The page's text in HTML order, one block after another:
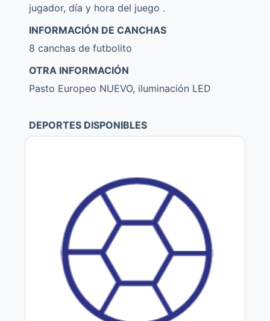
jugador, día y hora del juego .
INFORMACIÓN DE CANCHAS
8 canchas de futbolito
OTRA INFORMACIÓN
Pasto Europeo NUEVO, iluminación LED
DEPORTES DISPONIBLES